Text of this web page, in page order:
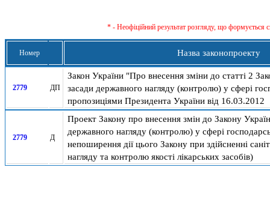
* - Неофіційний результат розгляду, що формується
Номер Назва законопроекту
2779 ДП
Закон України "Про внесення зміни до статті 2
засади державного нагляду (контролю) у сфері
пропозиціями Президента України від 16.03.2012
2779 Д
Проект Закону про внесення змін до Закону
державного нагляду (контролю) у сфері
непоширення дії цього Закону при здійсненні
нагляду та контролю якості лікарських засобів)